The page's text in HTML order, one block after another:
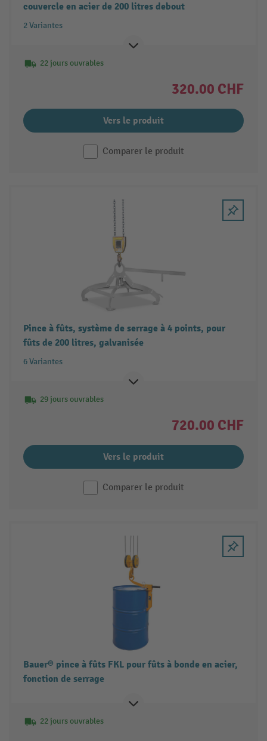
couvercle en acier de 200 litres debout
2 Variantes
22 jours ouvrables
320.00 CHF
Vers le produit
Comparer le produit
Pince à fûts, système de serrage à 4 points, pour
fûts de 200 litres, galvanisée
6 Variantes
29 jours ouvrables
720.00 CHF
Vers le produit
Comparer le produit
Bauer® pince à fûts FKL pour fûts à bonde en acier,
fonction de serrage
22 jours ouvrables